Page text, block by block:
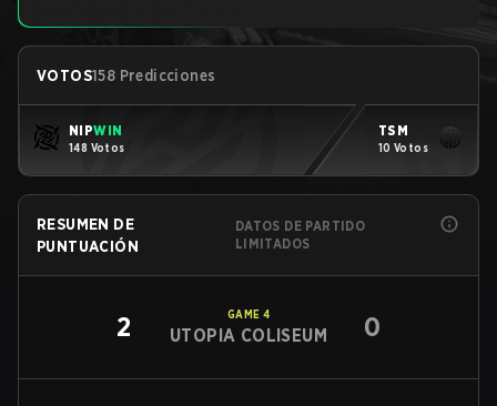
VOTOS158 Predicciones
NIPWIN
148 Votos
TSM
10 Votos
RESUMEN DE
PUNTUACIÓN
DATOS DE PARTIDO
LIMITADOS
2 GAME 4
UTOPIA COLISEUM 0